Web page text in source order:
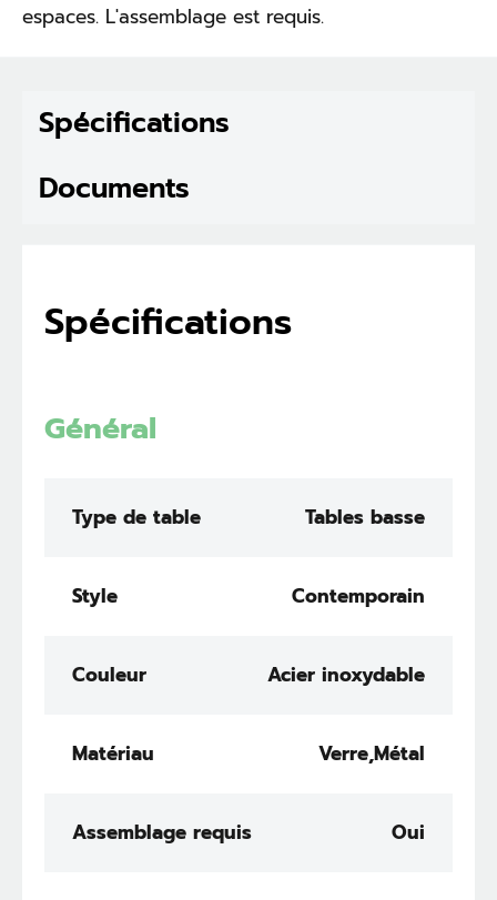
espaces. L'assemblage est requis.
Spécifications
Documents
Spécifications
Général
Type de table Tables basse
Style Contemporain
Couleur Acier inoxydable
Matériau Verre,Métal
Assemblage requis Oui